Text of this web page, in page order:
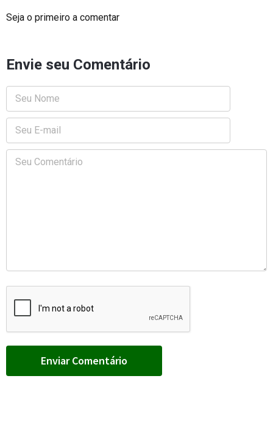
Seja o primeiro a comentar
Envie seu Comentário